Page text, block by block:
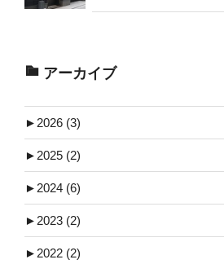
アーカイブ
► 2026 (3)
► 2025 (2)
► 2024 (6)
► 2023 (2)
► 2022 (2)